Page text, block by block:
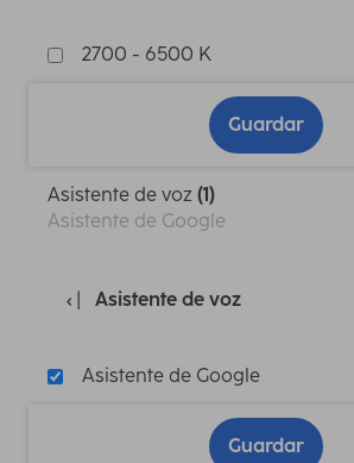
2700 - 6500 K
Guardar
Asistente de voz (1)
Asistente de Google
Asistente de voz
Asistente de Google
Guardar